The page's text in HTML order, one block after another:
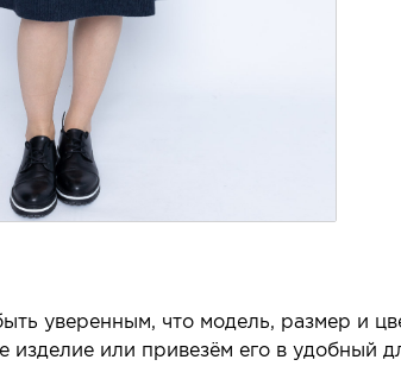
уверенным, что модель, размер и
или привезём его в удобный